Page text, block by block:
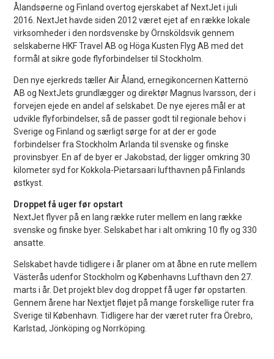
Ålandsøerne og Finland overtog ejerskabet af NextJet i juli
2016. NextJet havde siden 2012 været ejet af en række lokale
virksomheder i den nordsvenske by Örnsköldsvik gennem
selskaberne HKF Travel AB og Höga Kusten Flyg AB med det
formål at sikre gode flyforbindelser til Stockholm.
Den nye ejerkreds tæller Air Åland, ernegikoncernen Katternö
AB og NextJets grundlægger og direktør Magnus Ivarsson, der i
forvejen ejede en andel af selskabet. De nye ejeres mål er at
udvikle flyforbindelser, så de passer godt til regionale behov i
Sverige og Finland og særligt sørge for at der er gode
forbindelser fra Stockholm Arlanda til svenske og finske
provinsbyer. En af de byer er Jakobstad, der ligger omkring 30
kilometer syd for Kokkola-Pietarsaari lufthavnen på Finlands
østkyst.
Droppet få uger før opstart
NextJet flyver på en lang række ruter mellem en lang række
svenske og finske byer. Selskabet har i alt omkring 10 fly og 330
ansatte.
Selskabet havde tidligere i år planer om at åbne en rute mellem
Västerås udenfor Stockholm og Københavns Lufthavn den 27.
marts i år. Det projekt blev dog droppet få uger før opstarten.
Gennem årene har Nextjet fløjet på mange forskellige ruter fra
Sverige til København. Tidligere har der været ruter fra Örebro,
Karlstad, Jönköping og Norrköping.